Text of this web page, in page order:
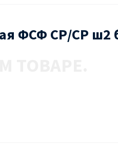
ФСФ СР/СР ш2